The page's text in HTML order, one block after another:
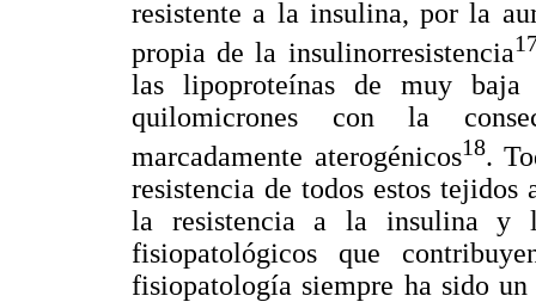
resistente a la insulina, por la
propia de la insulinorresistencia
las lipoproteínas de muy
quilomicrones con la
marcadamente aterogénicos18.
resistencia de todos estos
la resistencia a la insulina y
fisiopatológicos que
fisiopatología siempre ha sido